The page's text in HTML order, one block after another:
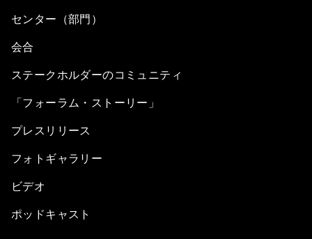
センター（部門）
会合
ステークホルダーのコミュニティ
「フォーラム・ストーリー」
プレスリリース
フォトギャラリー
ビデオ
ポッドキャスト